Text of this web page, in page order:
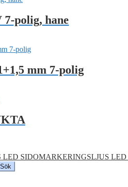
polig, hane
mm 7-polig
SIDOMARKERINGSLJUS LED
Sök